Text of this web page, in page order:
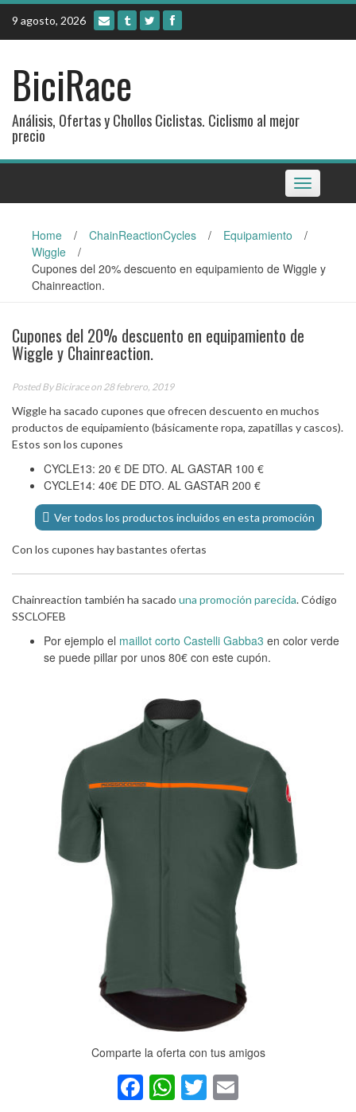
Skip
content
9 agosto, 2026
BiciRace
Análisis, Ofertas y Chollos Ciclistas. Ciclismo al mejor
precio
Toggle
navigation
Home / ChainReactionCycles / Equipamiento
/
Wiggle
/
Cupones del 20% descuento en equipamiento de Wiggle y
Chainreaction.
Cupones del 20% descuento en equipamiento de
Wiggle y Chainreaction.
Posted ByBiciraceon 28 febrero, 2019
Wiggle ha sacado cupones que ofrecen descuento en muchos
productos de equipamiento (básicamente ropa, zapatillas y cascos).
Estos son los cupones
CYCLE13: 20 € DE DTO. AL GASTAR 100 €
CYCLE14: 40€ DE DTO. AL GASTAR 200 €
Ver todos los productos incluidos en esta promoción
Con los cupones hay bastantes ofertas
Chainreaction también ha sacado una promoción parecida. Código
SSCLOFEB
Por ejemplo el maillot corto Castelli Gabba3 en color verde
se puede pillar por unos 80€ con este cupón.
Comparte la oferta con tus amigos
Facebook
WhatsApp
Twitter